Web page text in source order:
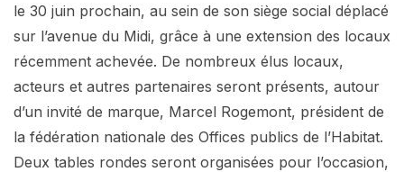
le 30 juin prochain, au sein de son siège social déplacé
sur l’avenue du Midi, grâce à une extension des locaux
récemment achevée. De nombreux élus locaux,
acteurs et autres partenaires seront présents, autour
d’un invité de marque, Marcel Rogemont, président de
la fédération nationale des Offices publics de l’Habitat.
Deux tables rondes seront organisées pour l’occasion,